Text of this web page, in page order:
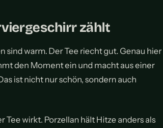
zählt
sind warm. Der Tee riecht gut. Genau hier
den Moment ein und macht aus einer
ist nicht nur schön, sondern auch
wirkt. Porzellan hält Hitze anders als